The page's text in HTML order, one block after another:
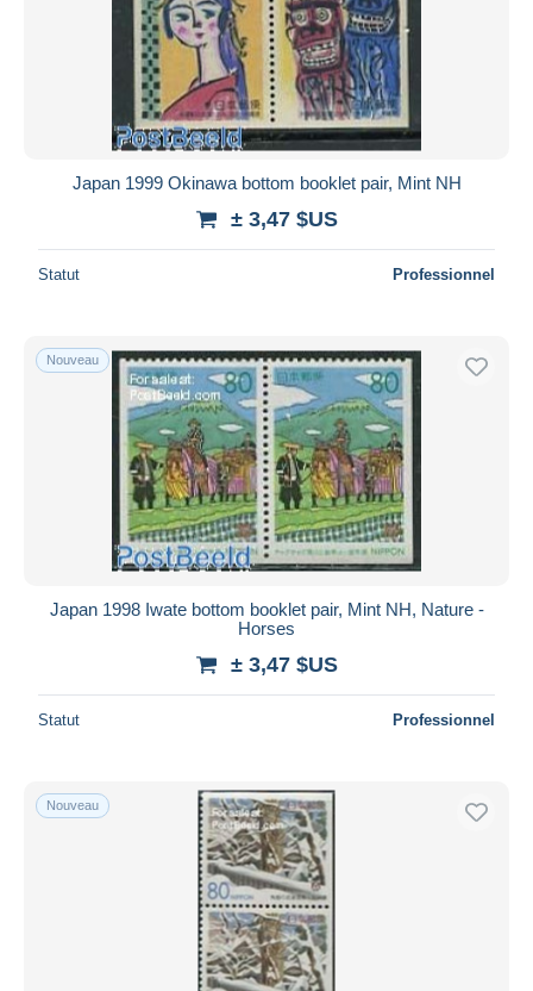
Japan 1999 Okinawa bottom booklet pair, Mint NH
± 3,47 $US
Statut Professionnel
Nouveau
Japan 1998 Iwate bottom booklet pair, Mint NH, Nature -
Horses
± 3,47 $US
Statut Professionnel
Nouveau